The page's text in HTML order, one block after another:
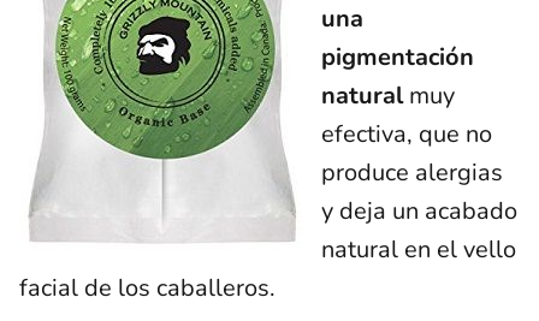
una
pigmentación
naturalmuy
efectiva, que no
produce alergias
y deja un acabado
natural en el vello
facial de los caballeros.